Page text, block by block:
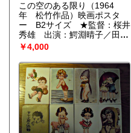
この空のある限り（1964
年 松竹作品）映画ポスタ
ー B2サイズ ★監督：桜井
秀雄 出演：鰐淵晴子／田中
絹代／中村晃子／森光子
￥4,000